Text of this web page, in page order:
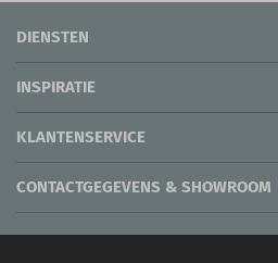
DIENSTEN
INSPIRATIE
KLANTENSERVICE
CONTACTGEGEVENS & SHOWROOM